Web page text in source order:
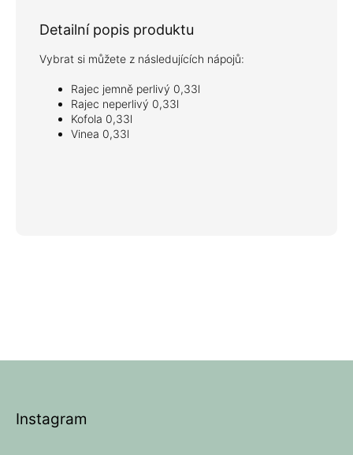
Detailní popis produktu
Vybrat si můžete z následujících nápojů:
Rajec jemně perlivý 0,33l
Rajec neperlivý 0,33l
Kofola 0,33l
Vinea 0,33l
Instagram